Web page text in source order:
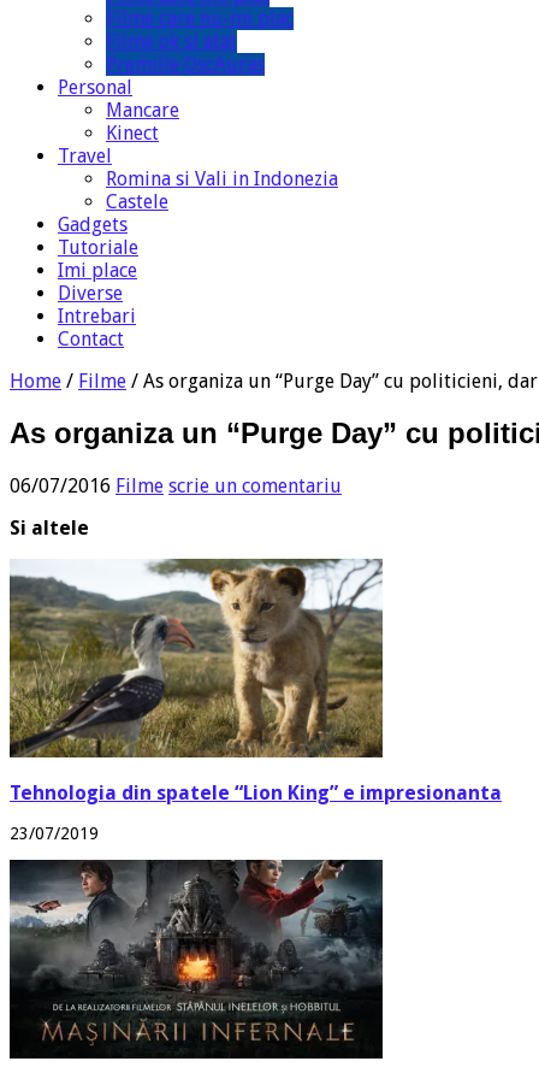
Filme care nu-mi plac
Filme ok si atat
Premiile OscAuras
Personal
Mancare
Kinect
Travel
Romina si Vali in Indonezia
Castele
Gadgets
Tutoriale
Imi place
Diverse
Intrebari
Contact
Home / Filme / As organiza un “Purge Day” cu politicieni,
As organiza un “Purge Day” cu
06/07/2016 Filme scrie un comentariu
Si altele
Tehnologia din spatele “Lion King” e impresionanta
23/07/2019